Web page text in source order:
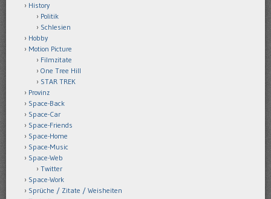
History
Politik
Schlesien
Hobby
Motion Picture
Filmzitate
One Tree Hill
STAR TREK
Provinz
Space-Back
Space-Car
Space-Friends
Space-Home
Space-Music
Space-Web
Twitter
Space-Work
Sprüche / Zitate / Weisheiten